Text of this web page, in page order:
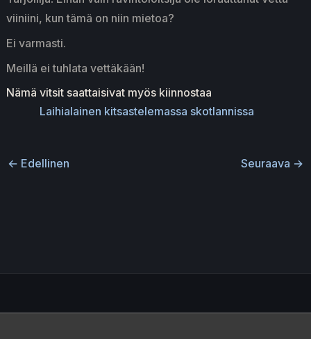
viiniini, kun tämä on niin mietoa?
Ei varmasti.
Meillä ei tuhlata vettäkään!
Nämä vitsit saattaisivat myös kiinnostaa
Laihialainen kitsastelemassa skotlannissa
← Edellinen Seuraava →